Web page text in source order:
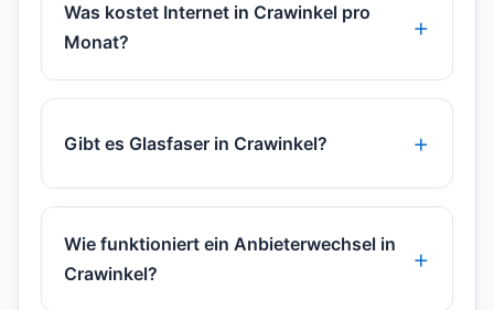
Was kostet Internet in Crawinkel pro
Monat?
Gibt es Glasfaser in Crawinkel?
Wie funktioniert ein Anbieterwechsel in
Crawinkel?